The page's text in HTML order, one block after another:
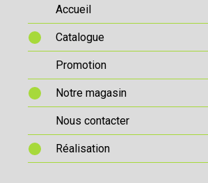
Accueil
Catalogue
Promotion
Notre magasin
Nous contacter
Réalisation